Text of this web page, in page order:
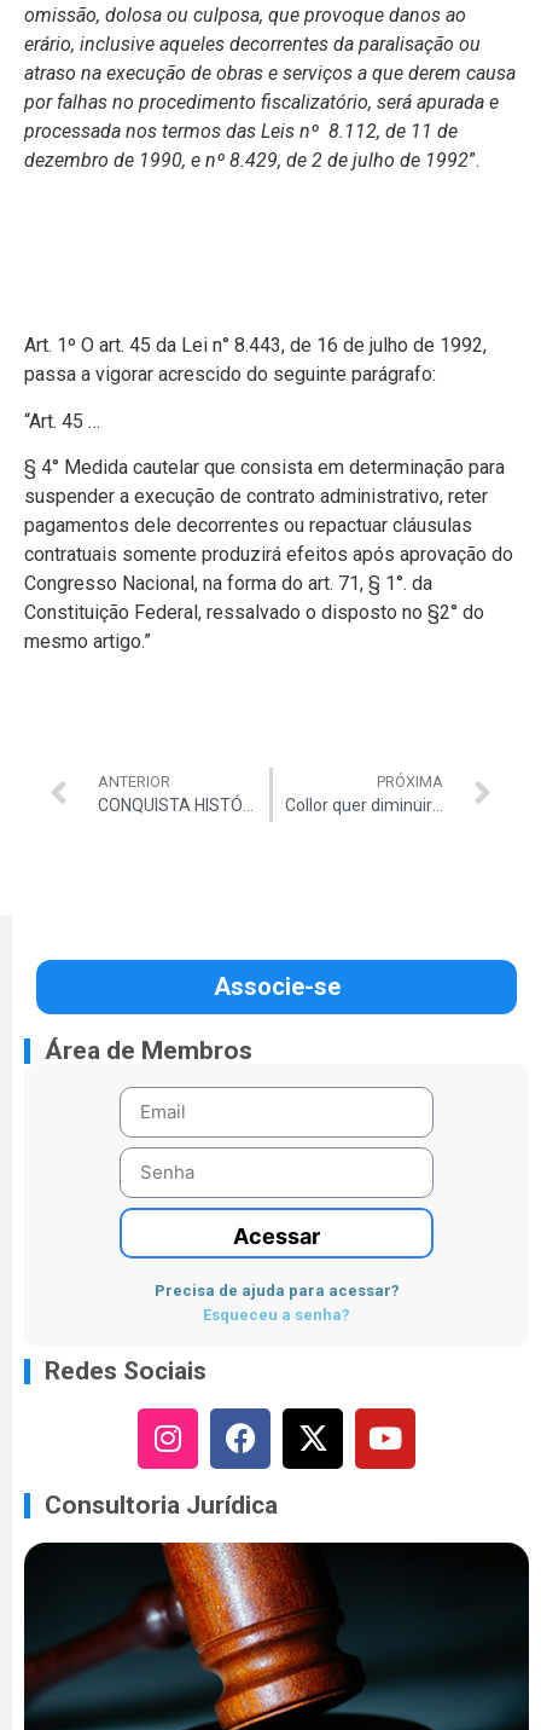
omissão, dolosa ou culposa, que provoque danos ao
erário, inclusive aqueles decorrentes da paralisação ou
atraso na execução de obras e serviços a que derem causa
por falhas no procedimento fiscalizatório, será apurada e
processada nos termos das Leis nº 8.112, de 11 de
dezembro de 1990, e nº 8.429, de 2 de julho de 1992”.
Art. 1º O art. 45 da Lei n° 8.443, de 16 de julho de 1992,
passa a vigorar acrescido do seguinte parágrafo:
“Art. 45 …
§ 4° Medida cautelar que consista em determinação para
suspender a execução de contrato administrativo, reter
pagamentos dele decorrentes ou repactuar cláusulas
contratuais somente produzirá efeitos após aprovação do
Congresso Nacional, na forma do art. 71, § 1°. da
Constituição Federal, ressalvado o disposto no §2° do
mesmo artigo.”
ANTERIOR PRÓXIMA
Collor quer diminuir poder de fiscalização do TCU
Associe-se
Área de Membros
Acessar
Precisa de ajuda para acessar?
Esqueceu a senha?
Redes Sociais
Consultoria Jurídica